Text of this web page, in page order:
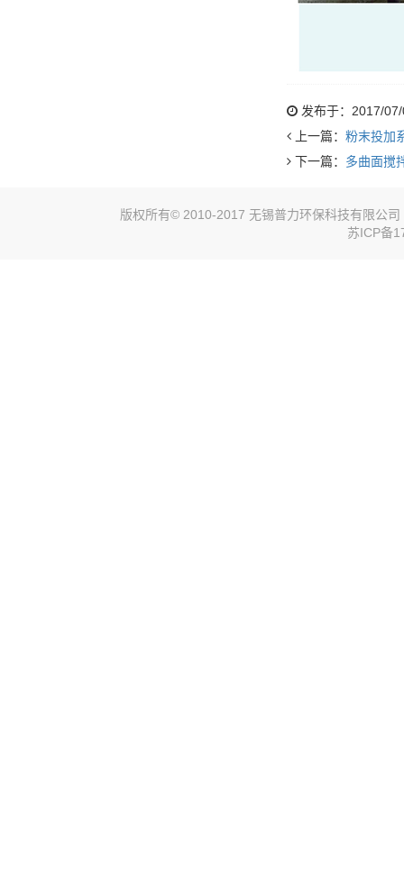
发布于：2017/
上一篇： 粉末投加
下一篇： 多曲面搅
版权所有© 2010-2017 无锡普力环保科技有限公
苏ICP备